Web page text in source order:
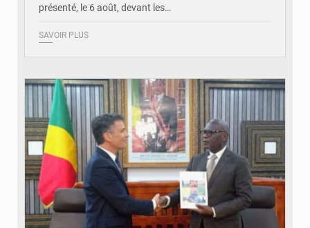
présenté, le 6 août, devant les…
SAVOIR PLUS